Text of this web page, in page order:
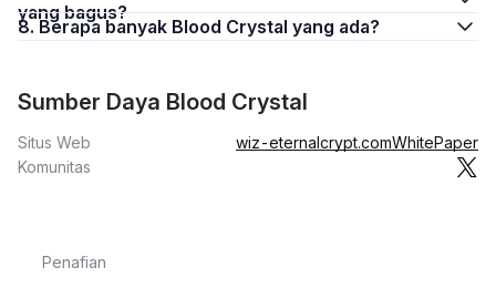
yang bagus?
8. Berapa banyak Blood Crystal yang ada?
Sumber Daya Blood Crystal
Situs Web wiz-eternalcrypt.comWhitePaper
Komunitas
Penafian